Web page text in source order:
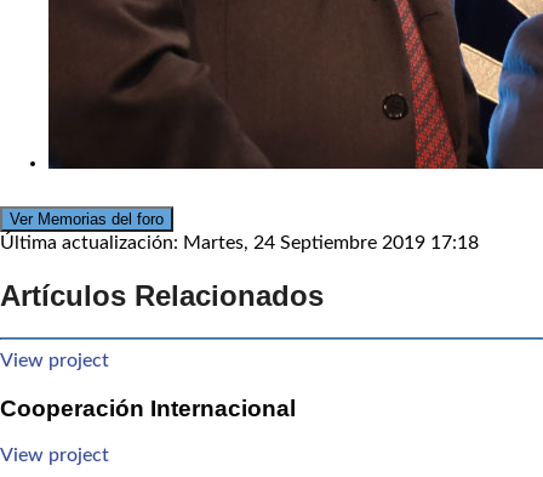
Ver Memorias del foro
Última actualización: Martes, 24 Septiembre 2019 17:18
Artículos Relacionados
View project
Cooperación Internacional
View project